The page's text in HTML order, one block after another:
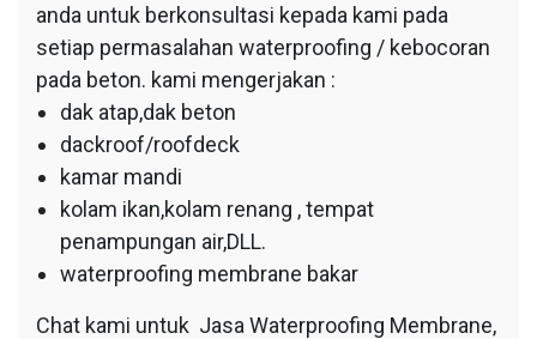
anda untuk berkonsultasi kepada kami pada
setiap permasalahan waterproofing / kebocoran
pada beton. kami mengerjakan :
dak atap,dak beton
dackroof/roofdeck
kamar mandi
kolam ikan,kolam renang , tempat
penampungan air,DLL.
waterproofing membrane bakar
Chat kami untuk Jasa Waterproofing Membrane,